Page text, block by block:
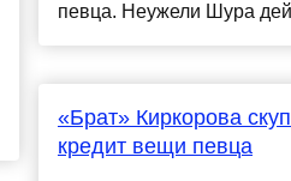
певца. Неужели Шура
«Брат» Киркорова
кредит вещи певца